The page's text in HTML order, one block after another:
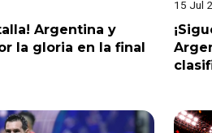
Argentina y
la gloria en la final
15 Jul